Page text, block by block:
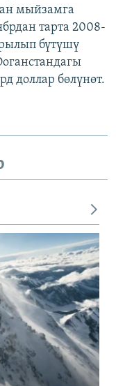
мыйзамга
тарта 2008-
бүтүшү
доллар бөлүнөт.